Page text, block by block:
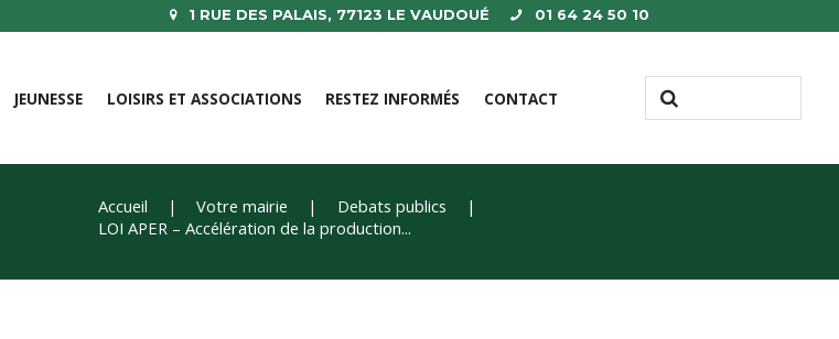
1 RUE DES PALAIS, 77123 LE VAUDOUÉ 01 64 24 50 10
JEUNESSE LOISIRS ET ASSOCIATIONS RESTEZ INFORMÉS CONTACT
Accueil Votre mairie
Debats publics
LOI APER – Accélération de la production...